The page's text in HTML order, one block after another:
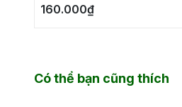
160.000₫
Có thể bạn cũng thích